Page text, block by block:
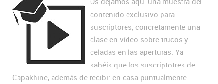
contenido exclusivo para
suscriptores, concretamente una
clase en vídeo sobre trucos y
celadas en las aperturas. Ya
sabéis que los suscriptotres de
Capakhine, además de recibir en casa puntualmente